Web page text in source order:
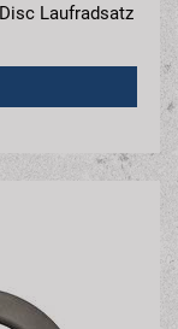
Disc Laufradsatz